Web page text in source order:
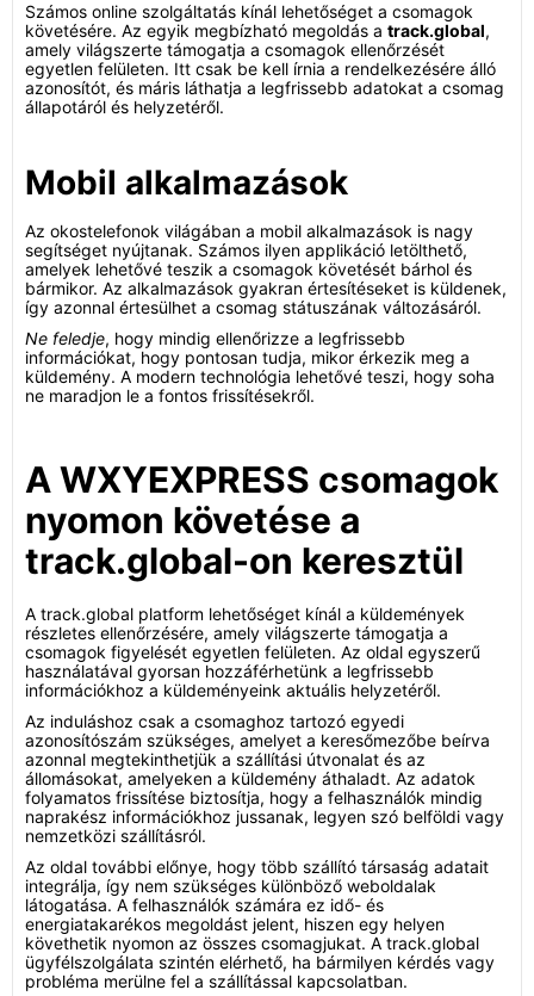
Számos online szolgáltatás kínál lehetőséget a csomagok
követésére. Az egyik megbízható megoldás a track.global,
amely világszerte támogatja a csomagok ellenőrzését
egyetlen felületen. Itt csak be kell írnia a rendelkezésére álló
azonosítót, és máris láthatja a legfrissebb adatokat a csomag
állapotáról és helyzetéről.
Mobil alkalmazások
Az okostelefonok világában a mobil alkalmazások is nagy
segítséget nyújtanak. Számos ilyen applikáció letölthető,
amelyek lehetővé teszik a csomagok követését bárhol és
bármikor. Az alkalmazások gyakran értesítéseket is küldenek,
így azonnal értesülhet a csomag státuszának változásáról.
Ne feledje, hogy mindig ellenőrizze a legfrissebb
információkat, hogy pontosan tudja, mikor érkezik meg a
küldemény. A modern technológia lehetővé teszi, hogy soha
ne maradjon le a fontos frissítésekről.
A WXYEXPRESS csomagok
nyomon követése a
track.global-on keresztül
A track.global platform lehetőséget kínál a küldemények
részletes ellenőrzésére, amely világszerte támogatja a
csomagok figyelését egyetlen felületen. Az oldal egyszerű
használatával gyorsan hozzáférhetünk a legfrissebb
információkhoz a küldeményeink aktuális helyzetéről.
Az induláshoz csak a csomaghoz tartozó egyedi
azonosítószám szükséges, amelyet a keresőmezőbe beírva
azonnal megtekinthetjük a szállítási útvonalat és az
állomásokat, amelyeken a küldemény áthaladt. Az adatok
folyamatos frissítése biztosítja, hogy a felhasználók mindig
naprakész információkhoz jussanak, legyen szó belföldi vagy
nemzetközi szállításról.
Az oldal további előnye, hogy több szállító társaság adatait
integrálja, így nem szükséges különböző weboldalak
látogatása. A felhasználók számára ez idő- és
energiatakarékos megoldást jelent, hiszen egy helyen
követhetik nyomon az összes csomagjukat. A track.global
ügyfélszolgálata szintén elérhető, ha bármilyen kérdés vagy
probléma merülne fel a szállítással kapcsolatban.